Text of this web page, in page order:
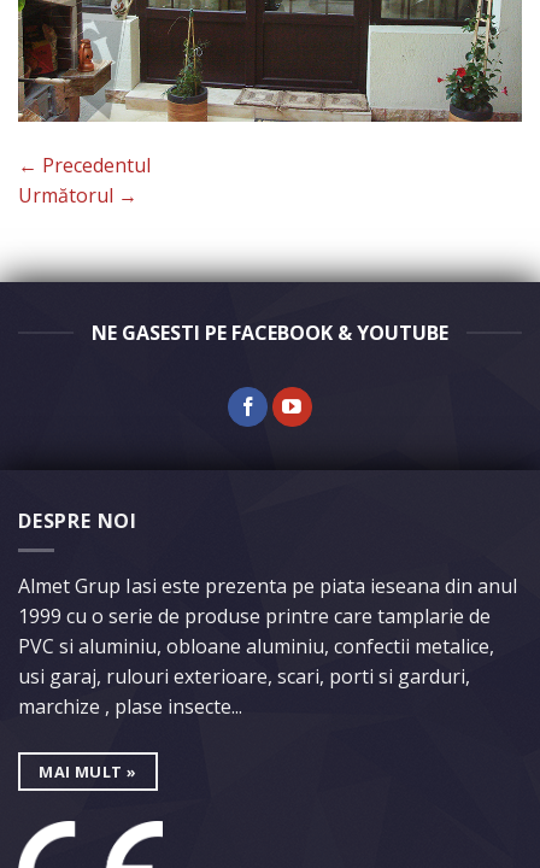
← Precedentul
Următorul →
NE GASESTI PE FACEBOOK & YOUTUBE
DESPRE NOI
Almet Grup Iasi este prezenta pe piata ieseana din anul
1999 cu o serie de produse printre care tamplarie de
PVC si aluminiu, obloane aluminiu, confectii metalice,
usi garaj, rulouri exterioare, scari, porti si garduri,
marchize , plase insecte...
MAI MULT »